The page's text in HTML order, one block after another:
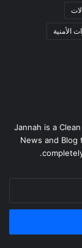
الأمنية
Jannah is a
News and